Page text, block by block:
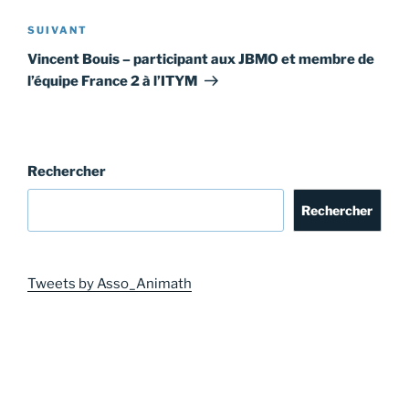
Article
suivant
SUIVANT
Vincent Bouis – participant aux JBMO et membre de
l’équipe France 2 à l’ITYM
Rechercher
Rechercher
Tweets by Asso_Animath